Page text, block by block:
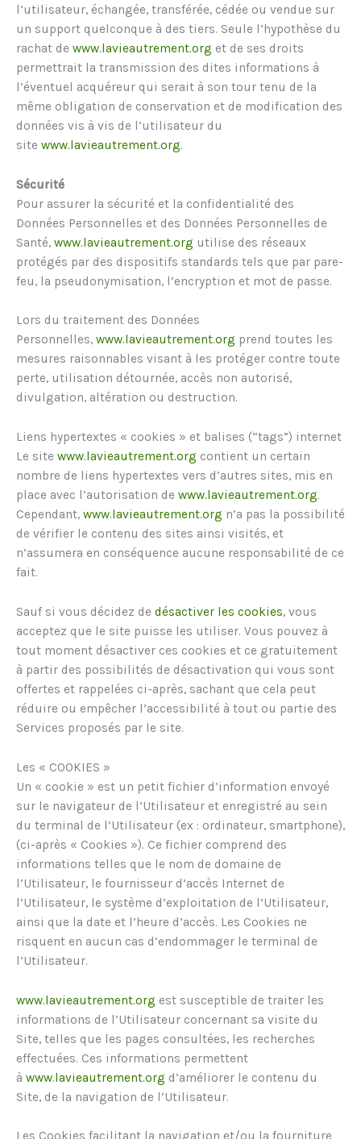
l’utilisateur, échangée, transférée, cédée ou vendue sur
un support quelconque à des tiers. Seule l’hypothèse du
rachat de www.lavieautrement.org et de ses droits
permettrait la transmission des dites informations à
l’éventuel acquéreur qui serait à son tour tenu de la
même obligation de conservation et de modification des
données vis à vis de l’utilisateur du
site www.lavieautrement.org.
Sécurité
Pour assurer la sécurité et la confidentialité des
Données Personnelles et des Données Personnelles de
Santé, www.lavieautrement.org utilise des réseaux
protégés par des dispositifs standards tels que par pare-
feu, la pseudonymisation, l’encryption et mot de passe.
Lors du traitement des Données
Personnelles, www.lavieautrement.org prend toutes les
mesures raisonnables visant à les protéger contre toute
perte, utilisation détournée, accès non autorisé,
divulgation, altération ou destruction.
Liens hypertextes « cookies » et balises (“tags”) internet
Le site www.lavieautrement.org contient un certain
nombre de liens hypertextes vers d’autres sites, mis en
place avec l’autorisation de www.lavieautrement.org.
Cependant, www.lavieautrement.org n’a pas la possibilité
de vérifier le contenu des sites ainsi visités, et
n’assumera en conséquence aucune responsabilité de ce
fait.
Sauf si vous décidez de désactiver les cookies, vous
acceptez que le site puisse les utiliser. Vous pouvez à
tout moment désactiver ces cookies et ce gratuitement
à partir des possibilités de désactivation qui vous sont
offertes et rappelées ci-après, sachant que cela peut
réduire ou empêcher l’accessibilité à tout ou partie des
Services proposés par le site.
Les « COOKIES »
Un « cookie » est un petit fichier d’information envoyé
sur le navigateur de l’Utilisateur et enregistré au sein
du terminal de l’Utilisateur (ex : ordinateur, smartphone),
(ci-après « Cookies »). Ce fichier comprend des
informations telles que le nom de domaine de
l’Utilisateur, le fournisseur d’accès Internet de
l’Utilisateur, le système d’exploitation de l’Utilisateur,
ainsi que la date et l’heure d’accès. Les Cookies ne
risquent en aucun cas d’endommager le terminal de
l’Utilisateur.
www.lavieautrement.org est susceptible de traiter les
informations de l’Utilisateur concernant sa visite du
Site, telles que les pages consultées, les recherches
effectuées. Ces informations permettent
à www.lavieautrement.org d’améliorer le contenu du
Site, de la navigation de l’Utilisateur.
Les Cookies facilitant la navigation et/ou la fourniture